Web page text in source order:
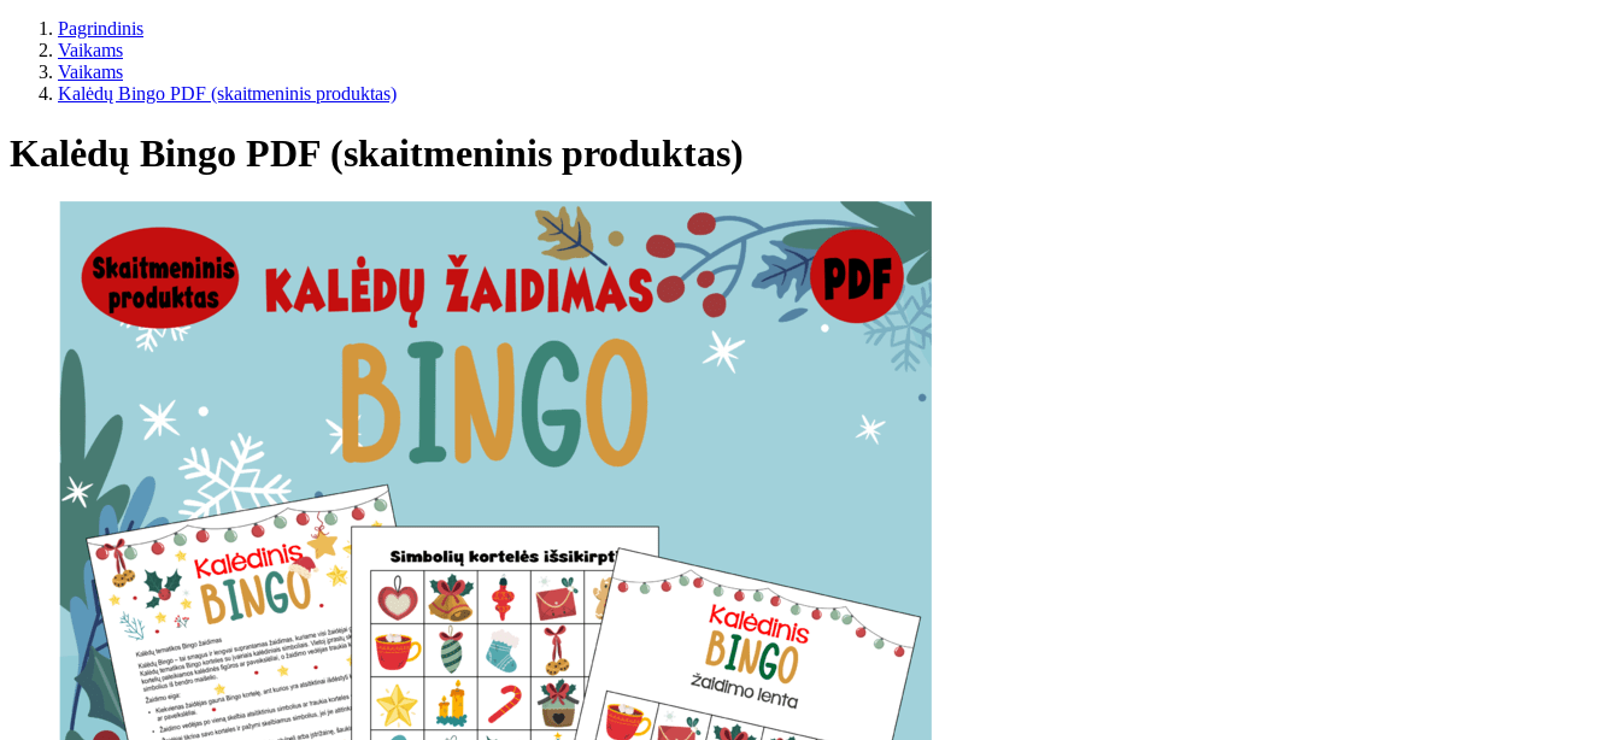
Pagrindinis
Vaikams
Vaikams
Kalėdų Bingo PDF (skaitmeninis produktas)
Kalėdų Bingo PDF (skaitmeninis produktas)